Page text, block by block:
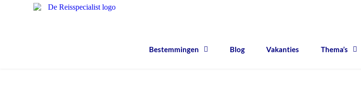
Bestemmingen Blog Vakanties Thema’s